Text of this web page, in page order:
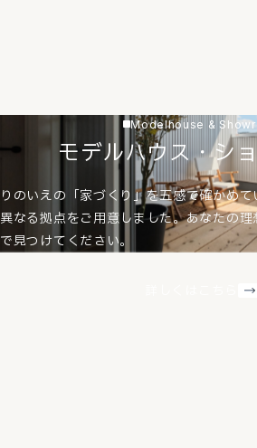
Modelhouse &
モデルハウス・シ
りのいえの「家づくり」を五感で確かめ
異なる拠点をご用意しました。あなたの
で見つけてください。